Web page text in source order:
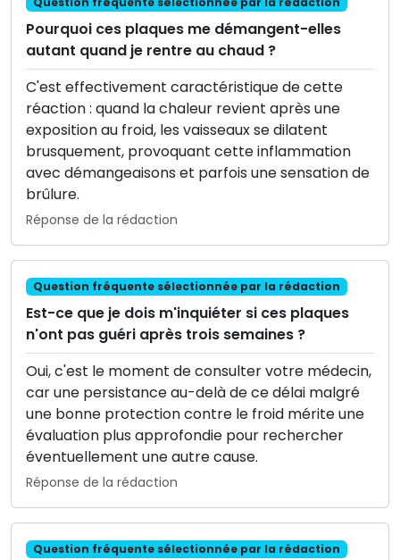
Pourquoi ces plaques me démangent-elles
autant quand je rentre au chaud ?
C'est effectivement caractéristique de cette
réaction : quand la chaleur revient après une
exposition au froid, les vaisseaux se dilatent
brusquement, provoquant cette inflammation
avec démangeaisons et parfois une sensation de
brûlure.
Réponse de la rédaction
Question fréquente sélectionnée par la rédaction
Est-ce que je dois m'inquiéter si ces plaques
n'ont pas guéri après trois semaines ?
Oui, c'est le moment de consulter votre médecin,
car une persistance au-delà de ce délai malgré
une bonne protection contre le froid mérite une
évaluation plus approfondie pour rechercher
éventuellement une autre cause.
Réponse de la rédaction
Question fréquente sélectionnée par la rédaction